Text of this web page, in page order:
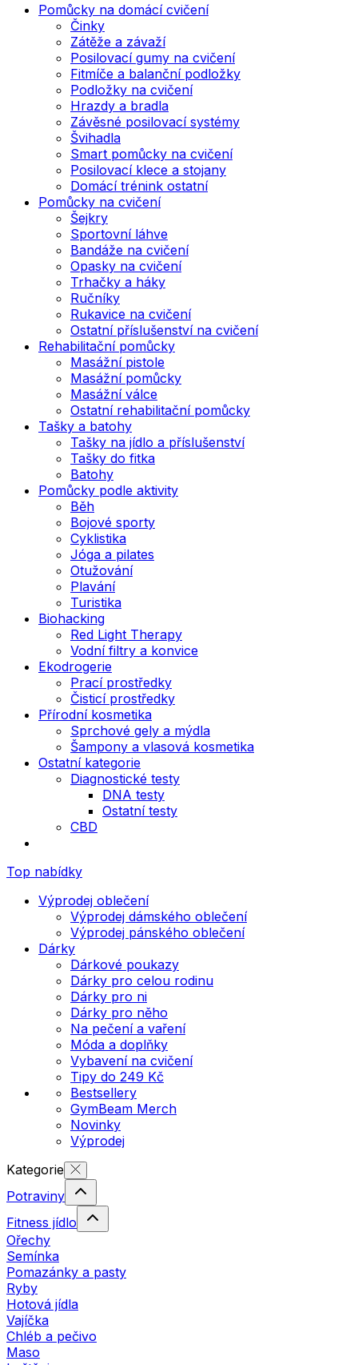
Pomůcky na domácí cvičení
Činky
Zátěže a závaží
Posilovací gumy na cvičení
Fitmíče a balanční podložky
Podložky na cvičení
Hrazdy a bradla
Závěsné posilovací systémy
Švihadla
Smart pomůcky na cvičení
Posilovací klece a stojany
Domácí trénink ostatní
Pomůcky na cvičení
Šejkry
Sportovní láhve
Bandáže na cvičení
Opasky na cvičení
Trhačky a háky
Ručníky
Rukavice na cvičení
Ostatní příslušenství na cvičení
Rehabilitační pomůcky
Masážní pistole
Masážní pomůcky
Masážní válce
Ostatní rehabilitační pomůcky
Tašky a batohy
Tašky na jídlo a příslušenství
Tašky do fitka
Batohy
Pomůcky podle aktivity
Běh
Bojové sporty
Cyklistika
Jóga a pilates
Otužování
Plavání
Turistika
Biohacking
Red Light Therapy
Vodní filtry a konvice
Ekodrogerie
Prací prostředky
Čisticí prostředky
Přírodní kosmetika
Sprchové gely a mýdla
Šampony a vlasová kosmetika
Ostatní kategorie
Diagnostické testy
DNA testy
Ostatní testy
CBD
Top nabídky
Výprodej oblečení
Výprodej dámského oblečení
Výprodej pánského oblečení
Dárky
Dárkové poukazy
Dárky pro celou rodinu
Dárky pro ni
Dárky pro něho
Na pečení a vaření
Móda a doplňky
Vybavení na cvičení
Tipy do 249 Kč
Bestsellery
GymBeam Merch
Novinky
Výprodej
Kategorie
Potraviny
Fitness jídlo
Ořechy
Semínka
Pomazánky a pasty
Ryby
Hotová jídla
Vajíčka
Chléb a pečivo
Maso